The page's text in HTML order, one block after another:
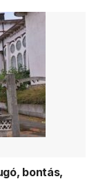
bontás,